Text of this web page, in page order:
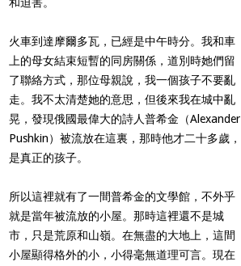
火車到達摩爾多瓦，已經是中午時分。我和車
上的母女結束短暫的同房關係，道別時她們留
了聯絡方式，那位母親說，我一個孩子不要亂
走。我不太清楚她的意思，但後來我在城中亂
晃，發現俄國最偉大的詩人普希金（Alexander
Pushkin）被流放在這裏，那時他才二十多歲，
是真正的孩子。
所以這裡就有了一間普希金的文學館，不外乎
就是當年被流放的小屋。那時這裡還不是城
市，只是荒原和山嶺。在無盡的大地上，這間
小屋顯得格外的小，小得毫無道理可言。現在